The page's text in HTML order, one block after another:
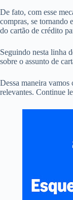
De fato, com esse
compras, se tornando
do cartão de crédito
Seguindo nesta linha
sobre o assunto de
Dessa maneira
relevantes. Continue